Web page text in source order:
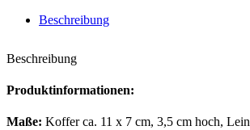
Beschreibung
Beschreibung
Produktinformationen:
Maße: Koffer ca. 11 x 7 cm, 3,5 cm hoch,